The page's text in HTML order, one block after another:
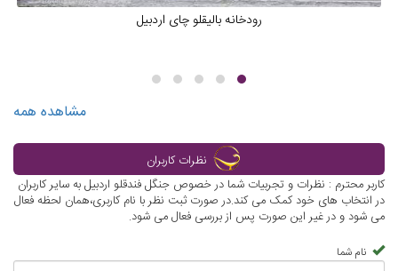
رودخانه بالیقلو چای اردبیل‭
مشاهده همه
نظرات کاربران
کاربر محترم : نظرات و تجربیات شما در خصوص جنگل فندقلو اردبیل به سایر کاربران
در انتخاب های خود کمک می کند.در صورت ثبت نظر با نام کاربری،همان لحظه فعال
می شود و در غیر این صورت پس از بررسی فعال می شود.
نام شما